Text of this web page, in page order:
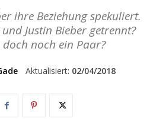
ihre Beziehung spekuliert.
Justin Bieber getrennt?
noch ein Paar?
Aktualisiert: 02/04/2018